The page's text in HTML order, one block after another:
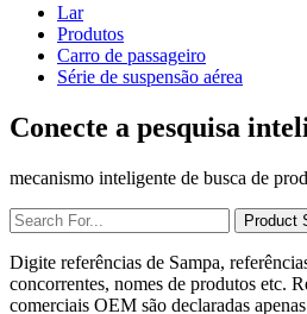
Lar
Produtos
Carro de passageiro
Série de suspensão aérea
Conecte a pesquisa
mecanismo inteligente de busca de
Digite referências de Sampa,
concorrentes, nomes de produtos etc.
comerciais OEM são declaradas